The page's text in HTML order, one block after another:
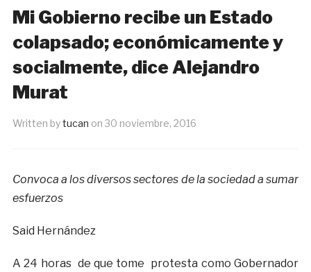
Mi Gobierno recibe un Estado
colapsado; económicamente y
socialmente, dice Alejandro
Murat
Written bytucan on 30 noviembre, 2016
Convoca a los diversos sectores de la sociedad a sumar
esfuerzos
Said Hernández
A 24 horas de que tome protesta como Gobernador